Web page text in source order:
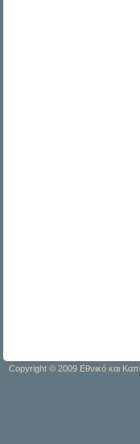
Copyright © 2009 Εθνικό και